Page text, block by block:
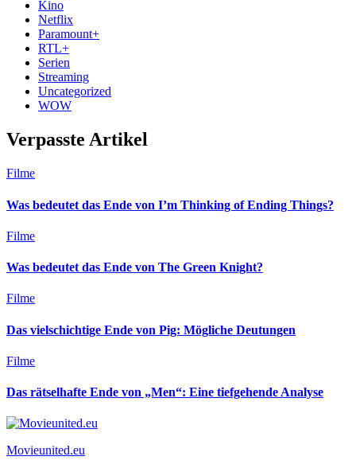
Kino
Netflix
Paramount+
RTL+
Serien
Streaming
Uncategorized
WOW
Verpasste Artikel
Filme
Was bedeutet das Ende von I’m Thinking of Ending Things?
Filme
Was bedeutet das Ende von The Green Knight?
Filme
Das vielschichtige Ende von Pig: Mögliche Deutungen
Filme
Das rätselhafte Ende von „Men“: Eine tiefgehende Analyse
Movieunited.eu